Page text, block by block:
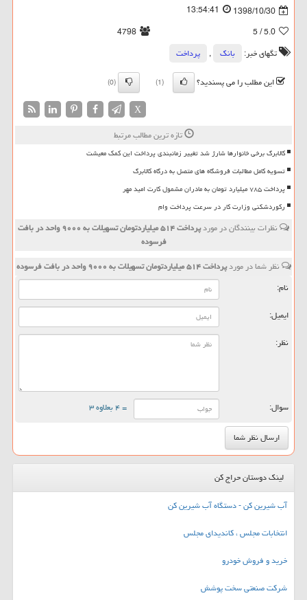
1398/10/30
13:54:41
5.0
/ 5
4798
تگهای خبر:
بانك ,
پرداخت
این مطلب را می پسندید؟
(1)
(0)
X
تازه ترین مطالب مرتبط
کالابرگ برخی خانوارها شارژ شد تغییر زمانبندی پرداخت این کمک معیشت
تسویه کامل مطالبات فروشگاه های متصل به درگاه کالابرگ
پرداخت ۷۸۵ میلیارد تومان به مادران مشمول کارت امید مهر
رکوردشکنی وزارت کار در سرعت پرداخت وام
نظرات بینندگان در مورد
پرداخت ۵۱۴ میلیاردتومان تسهیلات به ۹۰۰۰ واحد در بافت
فرسوده
نظر شما در موردپرداخت ۵۱۴ میلیاردتومان تسهیلات به ۹۰۰۰ واحد در بافت فرسوده
نام:
ایمیل:
نظر:
سوال: = ۴ بعلاوه ۳
لینک دوستان حراج کن
آب شیرین کن - دستگاه آب شیرین کن
انتخابات مجلس ، کاندیدای مجلس
خرید و فروش خودرو
شرکت صنعتی سخت پوشش